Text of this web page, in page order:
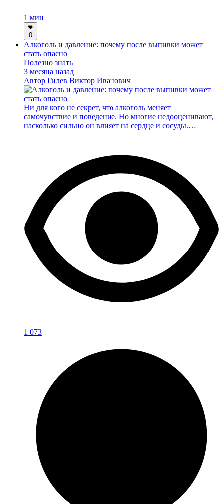
1 мин
0
Алкоголь и давление: почему после выпивки может
стать опасно
Полезно знать
3 месяца назад
Автор Гилев Виктор Иванович
Ни для кого не секрет, что алкоголь меняет
самочувствие и поведение. Но многие недооценивают,
насколько сильно он влияет на сердце и сосуды.…
1 073